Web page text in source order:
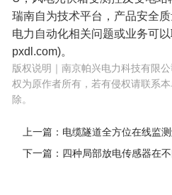
瑞南自为技术平台，产品安全
电力自动化相关问题或业务可
pxdl.com)。
版权说明｜南京帕兴电力科技有限
权为原作者所有，若有侵权请联系
除。
上一篇：电缆隧道全方位在线监
下一篇：四种局部放电传感器在